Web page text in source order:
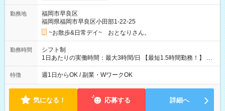
勤務地
福岡市早良区
福岡県福岡市早良区小田部1-22-25
~お散歩&日常デイ~ おとなりさん。
勤務時間
シフト制
1日あたりの実働時間：最大3時間/日 【最短1.5時間勤務！】 基
本的に朝8:00～9:30と夕方16:30～18:00 週1日、土日のみな
ど、午前午後どちらかの勤務も可能です。
特徴 週1日からOK / 副業・WワークOK
気になる！ 応募する 詳細へ